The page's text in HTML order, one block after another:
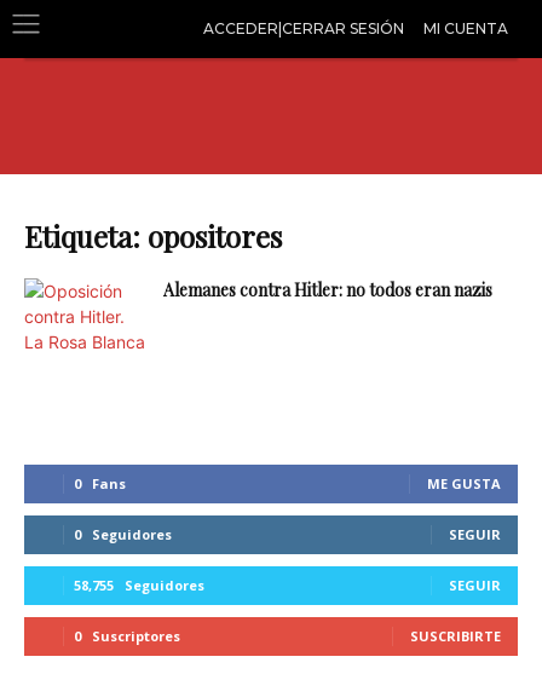
ACCEDER|CERRAR SESIÓN MI CUENTA
Etiqueta: opositores
Alemanes contra Hitler: no todos eran nazis
0 Fans ME GUSTA
0 Seguidores SEGUIR
58,755 Seguidores SEGUIR
0 Suscriptores SUSCRIBIRTE